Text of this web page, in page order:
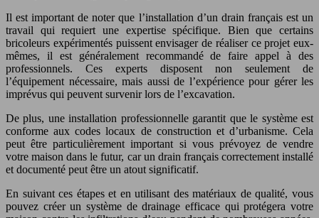
Il est important de noter que l’installation d’un drain français est un
travail qui requiert une expertise spécifique. Bien que certains
bricoleurs expérimentés puissent envisager de réaliser ce projet eux-
mêmes, il est généralement recommandé de faire appel à des
professionnels. Ces experts disposent non seulement de
l’équipement nécessaire, mais aussi de l’expérience pour gérer les
imprévus qui peuvent survenir lors de l’excavation.
De plus, une installation professionnelle garantit que le système est
conforme aux codes locaux de construction et d’urbanisme. Cela
peut être particulièrement important si vous prévoyez de vendre
votre maison dans le futur, car un drain français correctement installé
et documenté peut être un atout significatif.
En suivant ces étapes et en utilisant des matériaux de qualité, vous
pouvez créer un système de drainage efficace qui protégera votre